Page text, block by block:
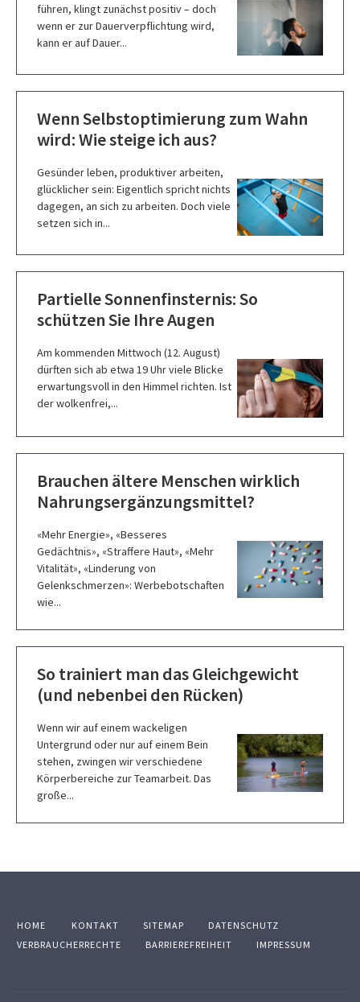
führen, klingt zunächst positiv – doch
wenn er zur Dauerverpflichtung wird,
kann er auf Dauer...
Wenn Selbstoptimierung zum Wahn
wird: Wie steige ich aus?
Gesünder leben, produktiver arbeiten,
glücklicher sein: Eigentlich spricht nichts
dagegen, an sich zu arbeiten. Doch viele
setzen sich in...
Partielle Sonnenfinsternis: So
schützen Sie Ihre Augen
Am kommenden Mittwoch (12. August)
dürften sich ab etwa 19 Uhr viele Blicke
erwartungsvoll in den Himmel richten. Ist
der wolkenfrei,...
Brauchen ältere Menschen wirklich
Nahrungsergänzungsmittel?
«Mehr Energie», «Besseres
Gedächtnis», «Straffere Haut», «Mehr
Vitalität», «Linderung von
Gelenkschmerzen»: Werbebotschaften
wie...
So trainiert man das Gleichgewicht
(und nebenbei den Rücken)
Wenn wir auf einem wackeligen
Untergrund oder nur auf einem Bein
stehen, zwingen wir verschiedene
Körperbereiche zur Teamarbeit. Das
große...
HOME KONTAKT SITEMAP
DATENSCHUTZ
VERBRAUCHERRECHTE
BARRIEREFREIHEIT IMPRESSUM